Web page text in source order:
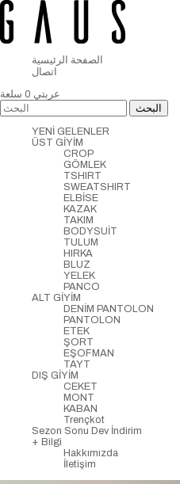
الصفحة الرئيسية
اتصال
عربتي 0 سلعة
YENİ GELENLER
ÜST GİYİM
CROP
GÖMLEK
TSHIRT
SWEATSHIRT
ELBİSE
KAZAK
TAKIM
BODYSUİT
TULUM
HIRKA
BLUZ
YELEK
PANCO
ALT GİYİM
DENİM PANTOLON
PANTOLON
ETEK
ŞORT
EŞOFMAN
TAYT
DIŞ GİYİM
CEKET
MONT
KABAN
Trençkot
Sezon Sonu Dev İndirim
+ Bilgi
Hakkımızda
İletişim